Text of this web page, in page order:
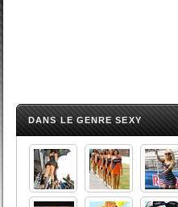
DANS LE GENRE SEXY